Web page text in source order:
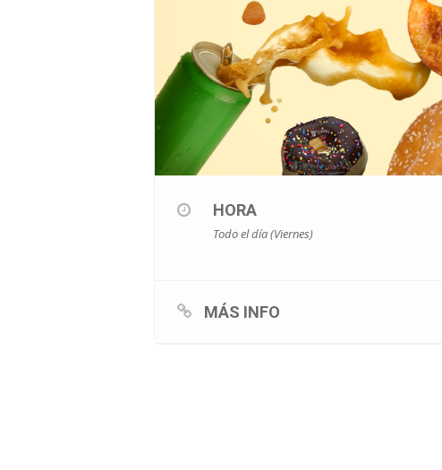
HORA
Todo el día (Viernes)
MÁS INFO